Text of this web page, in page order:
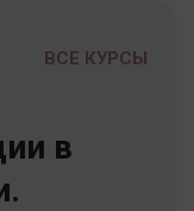
ВСЕ КУРСЫ
в